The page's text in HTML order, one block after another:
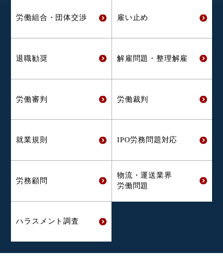
労働組合・ 団体交渉 雇い止め
退職勧奨 解雇問題・ 整理解雇
労働審判 労働裁判
就業規則 IPO労務問題対応
労務顧問
物流・運送業界
労働問題
ハラスメント調査